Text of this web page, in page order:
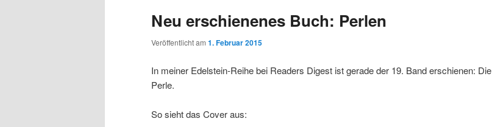
Neu erschienenes Buch: Perlen
Veröffentlicht am 1. Februar 2015
In meiner Edelstein-Reihe bei Readers Digest ist gerade der 19. Band erschienen: Die
Perle.
So sieht das Cover aus: